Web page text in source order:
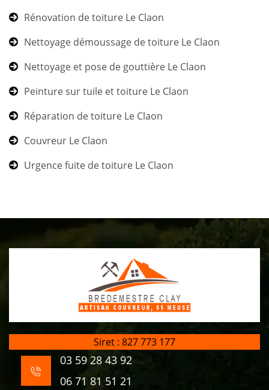
Rénovation de toiture Le Claon
Nettoyage démoussage de toiture Le Claon
Nettoyage et pose de gouttière Le Claon
Peinture sur tuile et toiture Le Claon
Réparation de toiture Le Claon
Couvreur Le Claon
Urgence fuite de toiture Le Claon
Siret : 827 773 177
03 59 28 43 92
06 71 81 51 21